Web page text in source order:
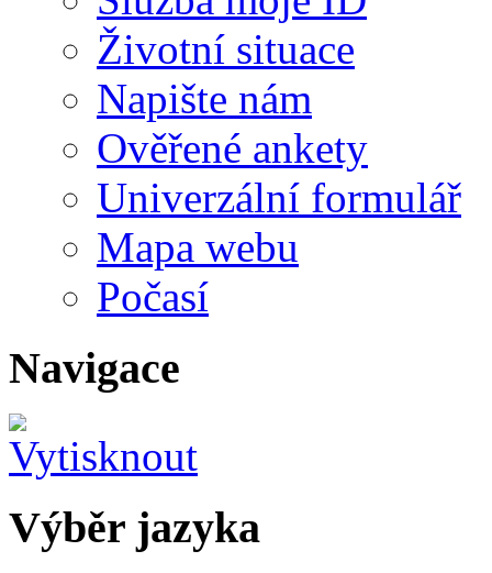
Životní situace
Napište nám
Ověřené ankety
Univerzální formulář
Mapa webu
Počasí
Navigace
Výběr jazyka